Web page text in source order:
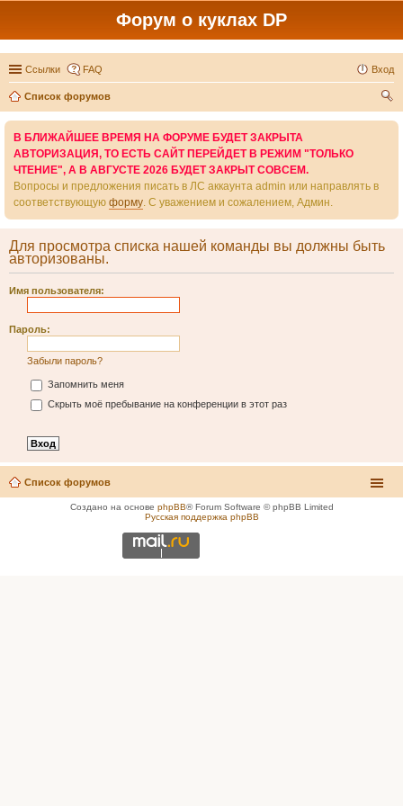
Форум о куклах DP
Ссылки FAQ Вход
Список форумов
В БЛИЖАЙШЕЕ ВРЕМЯ НА ФОРУМЕ БУДЕТ ЗАКРЫТА
АВТОРИЗАЦИЯ, ТО ЕСТЬ САЙТ ПЕРЕЙДЕТ В РЕЖИМ "ТОЛЬКО
ЧТЕНИЕ", А В АВГУСТЕ 2026 БУДЕТ ЗАКРЫТ СОВСЕМ.
Вопросы и предложения писать в ЛС аккаунта admin или направлять в
соответствующую форму. С уважением и сожалением, Админ.
Для просмотра списка нашей команды вы должны быть
авторизованы.
Имя пользователя:
Пароль:
Забыли пароль?
Запомнить меня
Скрыть моё пребывание на конференции в этот раз
Список форумов
Создано на основе phpBB® Forum Software © phpBB Limited
Русская поддержка phpBB